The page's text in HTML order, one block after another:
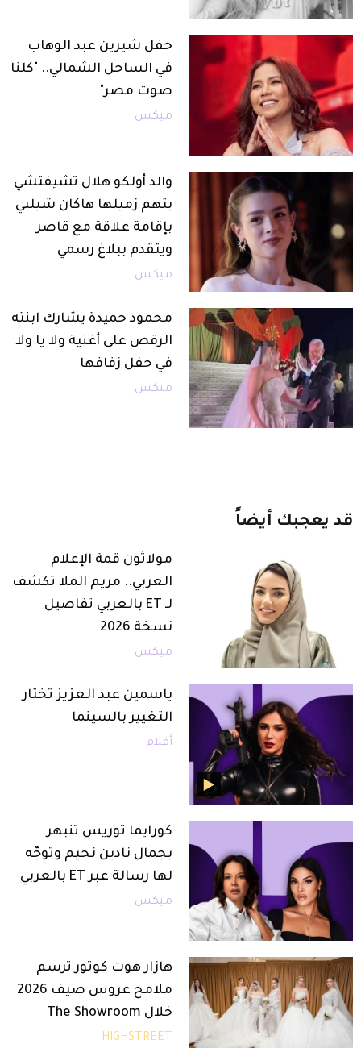
حفل شيرين عبد الوهاب
في الساحل الشمالي.. "كلنا
صوت مصر"
ميكس
والد أولكو هلال تشيفتشي
يتهم زميلها هاكان شيلبي
بإقامة علاقة مع قاصر
ويتقدم ببلاغ رسمي
ميكس
محمود حميدة يشارك ابنته
الرقص على أغنية ولا يا ولا
في حفل زفافها
ميكس
قد يعجبك أيضاً
مولاثون قمة الإعلام
العربي.. مريم الملا تكشف
لـ ET بالعربي تفاصيل
نسخة 2026
ميكس
ياسمين عبد العزيز تختار
التغيير بالسينما
أفلام
كورايما توريس تنبهر
بجمال نادين نجيم وتوجّه
لها رسالة عبر ET بالعربي
ميكس
هازار هوت كوتور ترسم
ملامح عروس صيف 2026
خلال The Showroom
HIGHSTREET